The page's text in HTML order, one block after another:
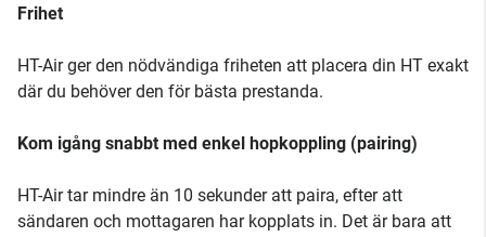
Frihet
HT-Air ger den nödvändiga friheten att placera din HT exakt
där du behöver den för bästa prestanda.
Kom igång snabbt med enkel hopkoppling (pairing)
HT-Air tar mindre än 10 sekunder att paira, efter att
sändaren och mottagaren har kopplats in. Det är bara att